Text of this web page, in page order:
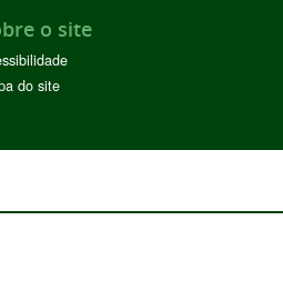
o site
do site